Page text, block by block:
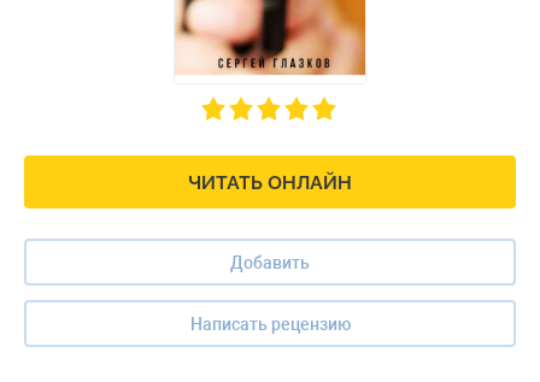
ЧИТАТЬ ОНЛАЙН
Добавить
Написать рецензию